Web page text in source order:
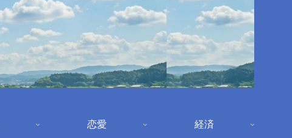
恋愛 経済